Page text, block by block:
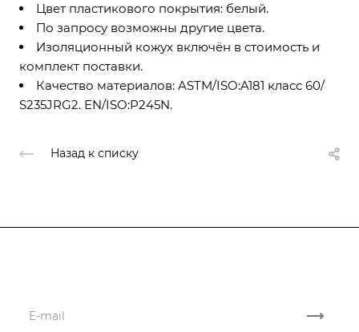
Цвет пластикового покрытия: белый.
По запросу возможны другие цвета.
Изоляционный кожух включён в стоимость и
комплект поставки.
Качество материалов: ASTM/ISO:A181 класс 60/
S235JRG2. EN/ISO:P245N.
Назад к списку